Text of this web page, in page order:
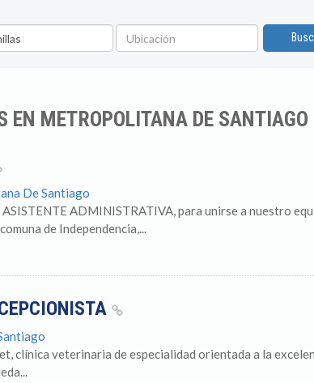
Ubicación
EN METROPOLITANA DE SANTIAGO
De Santiago
ADMINISTRATIVA, para unirse a nuestro
de Independencia,...
clínica veterinaria de especialidad orientada a la